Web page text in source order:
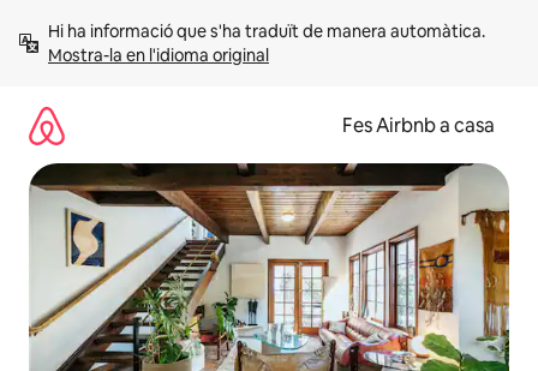
Mostra-la en l'idioma original
Fes Airbnb a casa